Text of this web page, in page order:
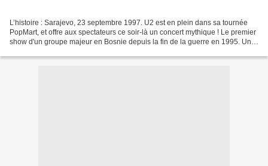
L’histoire : Sarajevo, 23 septembre 1997. U2 est en plein dans sa tournée
PopMart, et offre aux spectateurs ce soir-là un concert mythique ! Le premier
show d'un groupe majeur en Bosnie depuis la fin de la guerre en 1995. Un